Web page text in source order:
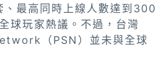
、最高同時上線人數達到300
球玩家熱議。不過，台灣
（PSN）並未與全球